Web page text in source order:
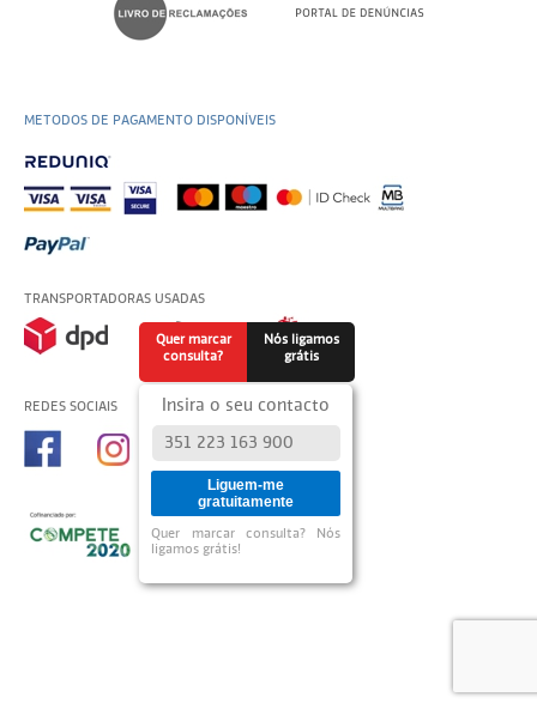
METODOS DE PAGAMENTO DISPONÍVEIS
TRANSPORTADORAS USADAS
REDES SOCIAIS
Quer marcar
consulta?
Nós ligamos
grátis
Insira o seu contacto
Liguem-me
gratuitamente
Quer marcar consulta? Nós
ligamos grátis!